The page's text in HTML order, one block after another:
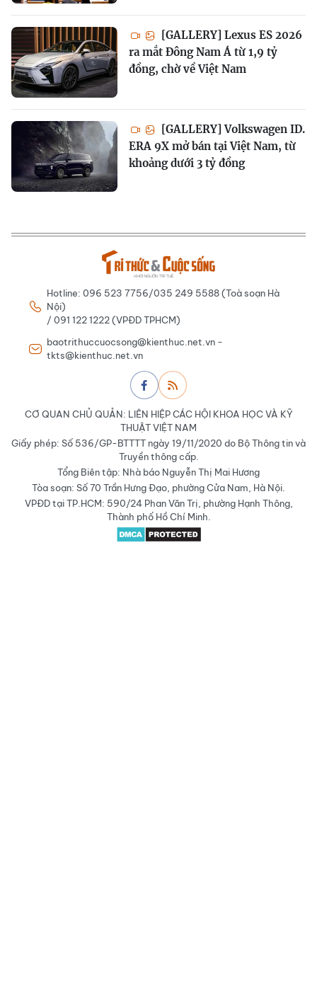
[GALLERY] Lexus ES 2026
ra mắt Đông Nam Á từ 1,9 tỷ
đồng, chờ về Việt Nam
[GALLERY] Volkswagen ID.
ERA 9X mở bán tại Việt Nam, từ
khoảng dưới 3 tỷ đồng
Hotline: 096 523 7756/035 249 5588 (Toà soạn Hà
Nội)
/ 091 122 1222 (VPĐD TPHCM)
baotrithuccuocsong@kienthuc.net.vn -
tkts@kienthuc.net.vn
CƠ QUAN CHỦ QUẢN: LIÊN HIỆP CÁC HỘI KHOA HỌC VÀ KỸ
THUẬT VIỆT NAM
Giấy phép: Số 536/GP-BTTTT ngày 19/11/2020 do Bộ Thông tin và
Truyền thông cấp.
Tổng Biên tập: Nhà báo Nguyễn Thị Mai Hương
Tòa soạn: Số 70 Trần Hưng Đạo, phường Cửa Nam, Hà Nội.
VPĐD tại TP.HCM: 590/24 Phan Văn Trị, phường Hạnh Thông,
Thành phố Hồ Chí Minh.